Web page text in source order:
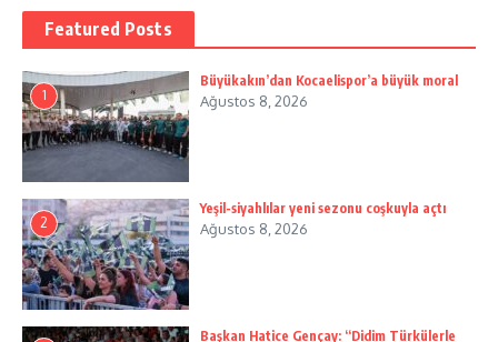
Featured Posts
1
Büyükakın’dan Kocaelispor’a büyük moral
Ağustos 8, 2026
2
Yeşil-siyahlılar yeni sezonu coşkuyla açtı
Ağustos 8, 2026
Başkan Hatice Gençay: “Didim Türkülerle